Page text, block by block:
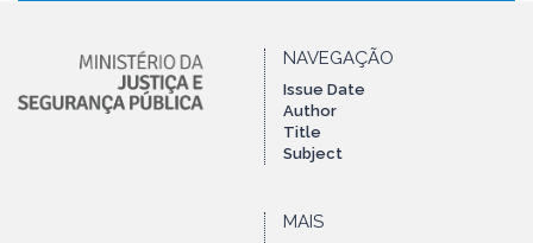
NAVEGAÇÃO
Issue Date
Author
Title
Subject
MAIS